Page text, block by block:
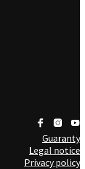
Guaranty
Legal notice
Privacy policy